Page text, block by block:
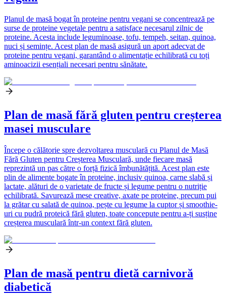
Planul de masă bogat în proteine pentru vegani se concentrează pe
surse de proteine vegetale pentru a satisface necesarul zilnic de
proteine. Acesta include leguminoase, tofu, tempeh, seitan, quinoa,
nuci și semințe. Acest plan de masă asigură un aport adecvat de
proteine pentru vegani, garantând o alimentație echilibrată cu toți
aminoacizii esențiali necesari pentru sănătate.
Plan de masă fără gluten pentru creșterea
masei musculare
Începe o călătorie spre dezvoltarea musculară cu Planul de Masă
Fără Gluten pentru Creșterea Musculară, unde fiecare masă
reprezintă un pas către o forță fizică îmbunătățită. Acest plan este
plin de alimente bogate în proteine, inclusiv quinoa, carne slabă și
lactate, alături de o varietate de fructe și legume pentru o nutriție
echilibrată. Savurează mese creative, axate pe proteine, precum pui
la grătar cu salată de quinoa, pește cu legume la cuptor și smoothie-
uri cu pudră proteică fără gluten, toate concepute pentru a-ți susține
creșterea musculară într-un context fără gluten.
Plan de masă pentru dietă carnivoră
diabetică